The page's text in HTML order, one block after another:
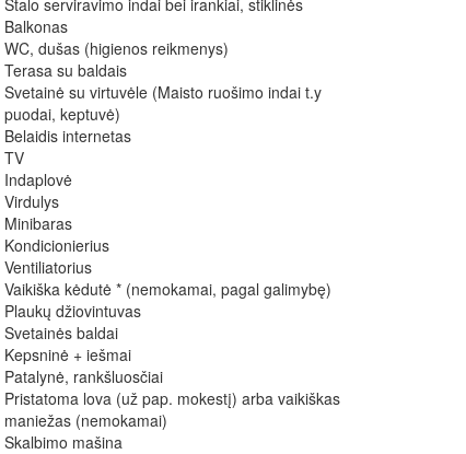
Stalo serviravimo indai bei irankiai, stiklinės
Balkonas
WC, dušas (higienos reikmenys)
Terasa su baldais
Svetainė su virtuvėle (Maisto ruošimo indai t.y
puodai, keptuvė)
Belaidis internetas
TV
Indaplovė
Virdulys
Minibaras
Kondicionierius
Ventiliatorius
Vaikiška kėdutė * (nemokamai, pagal galimybę)
Plaukų džiovintuvas
Svetainės baldai
Kepsninė + iešmai
Patalynė, rankšluosčiai
Pristatoma lova (už pap. mokestį) arba vaikiškas
maniežas (nemokamai)
Skalbimo mašina